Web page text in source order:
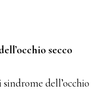
secco
dell’occhio